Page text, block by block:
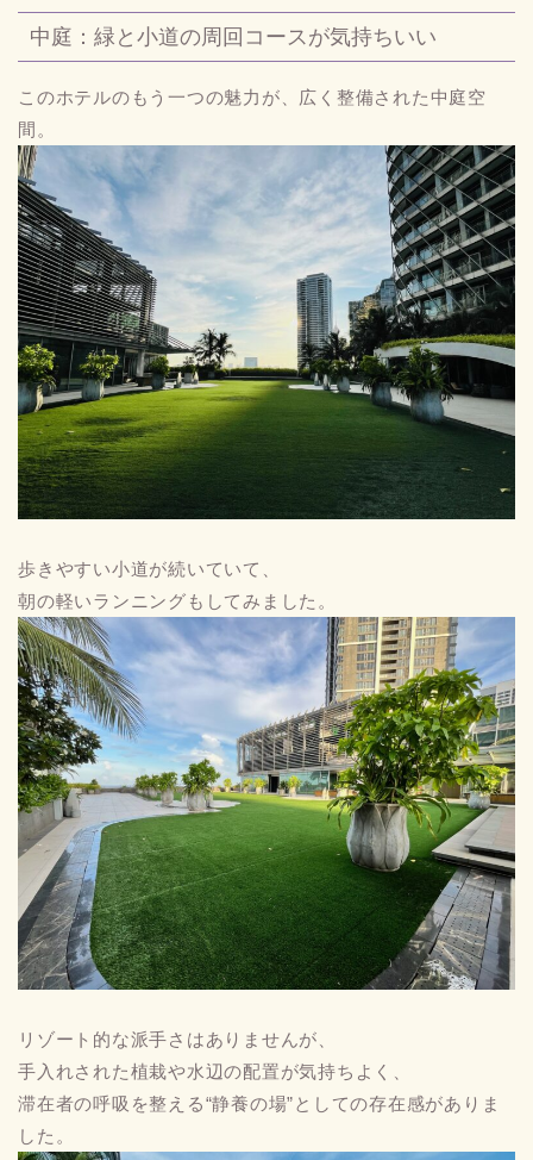
中庭：緑と小道の周回コースが気持ちいい
このホテルのもう一つの魅力が、広く整備された中庭空
間。
歩きやすい小道が続いていて、
朝の軽いランニングもしてみました。
リゾート的な派手さはありませんが、
手入れされた植栽や水辺の配置が気持ちよく、
滞在者の呼吸を整える“静養の場”としての存在感がありま
した。